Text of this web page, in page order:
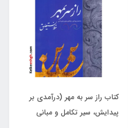
کتاب راز سر به مهر (درآمدی بر
پیدایش، سیر تکامل و مبانی